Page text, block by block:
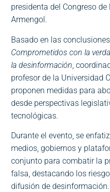
presidenta del Congreso
Armengol.
Basado en las
Comprometidos con la
la desinformación ,
profesor de la Universidad
proponen medidas para
desde perspectivas
tecnológicas.
Durante el evento, se
medios, gobiernos y
conjunto para combatir la
falsa, destacando los
difusión de desinformación​.